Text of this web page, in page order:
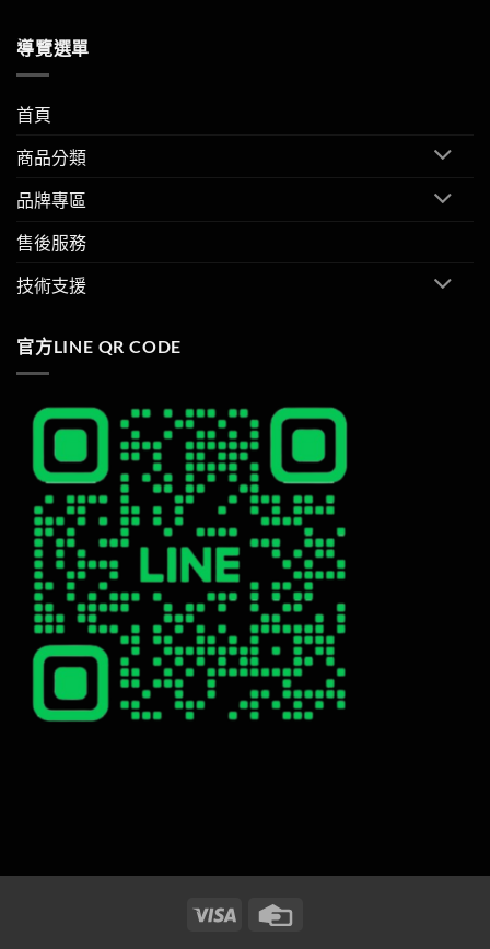
導覽選單
首頁
商品分類
品牌專區
售後服務
技術支援
官方LINE QR CODE
Visa